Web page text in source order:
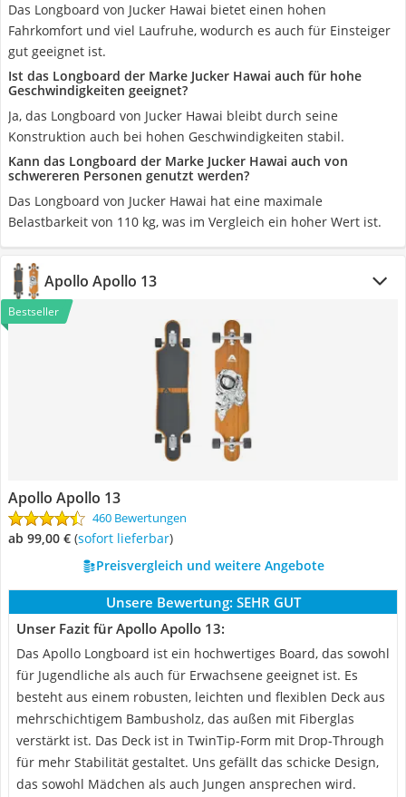
Das Longboard von Jucker Hawai bietet einen hohen
Fahrkomfort und viel Laufruhe, wodurch es auch für Einsteiger
gut geeignet ist.
Ist das Longboard der Marke Jucker Hawai auch für hohe
Geschwindigkeiten geeignet?
Ja, das Longboard von Jucker Hawai bleibt durch seine
Konstruktion auch bei hohen Geschwindigkeiten stabil.
Kann das Longboard der Marke Jucker Hawai auch von
schwereren Personen genutzt werden?
Das Longboard von Jucker Hawai hat eine maximale
Belastbarkeit von 110 kg, was im Vergleich ein hoher Wert ist.
Apollo Apollo 13
Bestseller
Apollo Apollo 13
460 Bewertungen
ab 99,00 € ( Sofort lieferbar)
Preisvergleich und weitere Angebote
Unsere Bewertung: SEHR GUT
Unser Fazit für Apollo Apollo 13:
Das Apollo Longboard ist ein hochwertiges Board, das sowohl
für Jugendliche als auch für Erwachsene geeignet ist. Es
besteht aus einem robusten, leichten und flexiblen Deck aus
mehrschichtigem Bambusholz, das außen mit Fiberglas
verstärkt ist. Das Deck ist in TwinTip-Form mit Drop-Through
für mehr Stabilität gestaltet. Uns gefällt das schicke Design,
das sowohl Mädchen als auch Jungen ansprechen wird.